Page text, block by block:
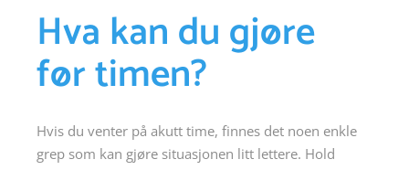
Hva kan du gjøre
før timen?
Hvis du venter på akutt time, finnes det noen enkle
grep som kan gjøre situasjonen litt lettere. Hold